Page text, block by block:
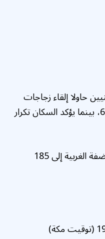
حاولا إلقاء زجاجات
حارقة نحو الطريق الاستيطاني 60، بينما يؤكد السكان تكرار
ويرتفع بذلك عدد الشهداء في الضفة الغربية إلى 185